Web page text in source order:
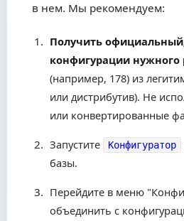
в нем. Мы рекомендуем:
Получить
конфигурации нужного
(например, 178) из
или дистрибутив). Не
или конвертированные
Запустите Конфигуратор
базы.
Перейдите в меню
объединить с